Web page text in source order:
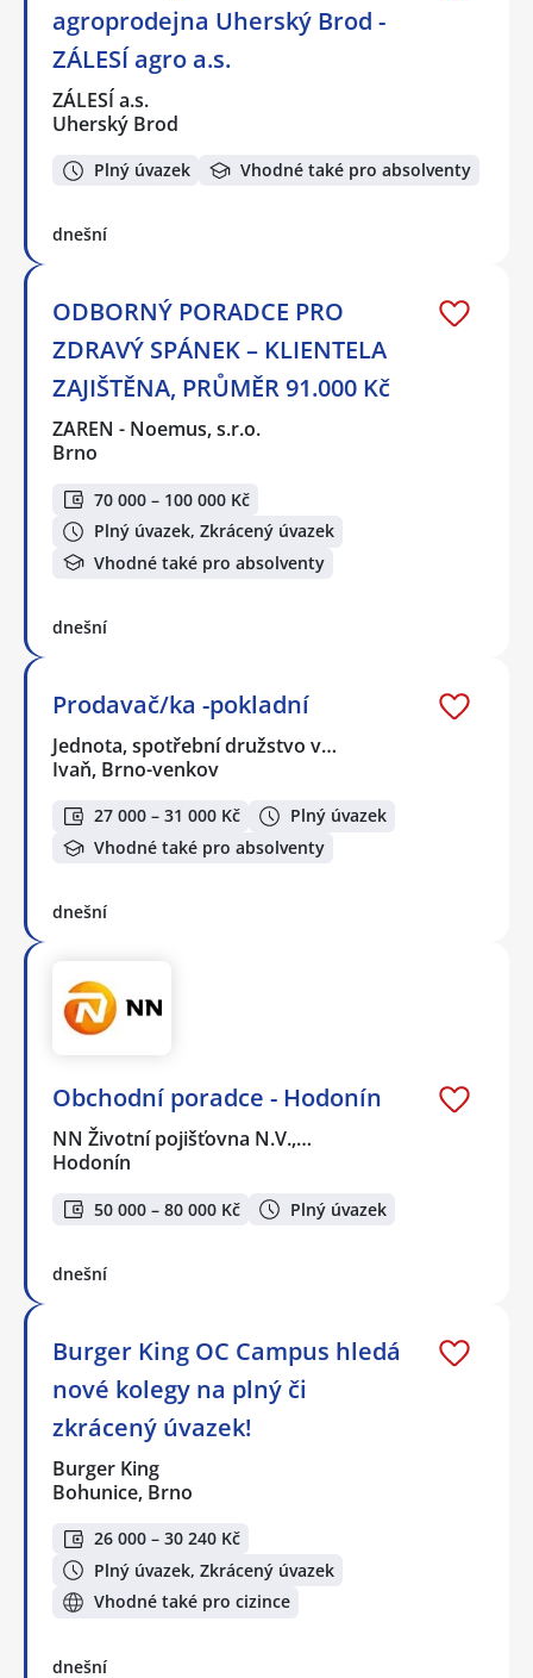
agroprodejna Uherský Brod -
ZÁLESÍ agro a.s.
ZÁLESÍ a.s.
Uherský Brod
Plný úvazek Vhodné také pro absolventy
dnešní
ODBORNÝ PORADCE PRO
ZDRAVÝ SPÁNEK – KLIENTELA
ZAJIŠTĚNA, PRŮMĚR 91.000 Kč
ZAREN - Noemus, s.r.o.
Brno
70 000 – 100 000 Kč
Plný úvazek, Zkrácený úvazek
Vhodné také pro absolventy
dnešní
Prodavač/ka -pokladní
Jednota, spotřební družstvo v…
Ivaň, Brno-venkov
27 000 – 31 000 Kč
Plný úvazek
Vhodné také pro absolventy
dnešní
Obchodní poradce - Hodonín
NN Životní pojišťovna N.V.,…
Hodonín
50 000 – 80 000 Kč Plný úvazek
dnešní
Burger King OC Campus hledá
nové kolegy na plný či
zkrácený úvazek!
Burger King
Bohunice, Brno
26 000 – 30 240 Kč
Plný úvazek, Zkrácený úvazek
Vhodné také pro cizince
dnešní